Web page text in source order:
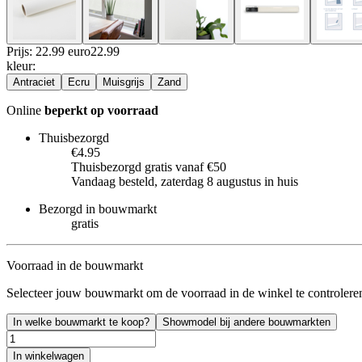
Prijs: 22.99 euro22.99
kleur:
Antraciet Ecru Muisgrijs Zand
Online beperkt op voorraad
Thuisbezorgd
€4.95
Thuisbezorgd gratis vanaf €50
Vandaag besteld, zaterdag 8 augustus in huis
Bezorgd in bouwmarkt
gratis
Voorraad in de bouwmarkt
Selecteer jouw bouwmarkt om de voorraad in de winkel te
In welke bouwmarkt te koop? Showmodel bij andere bouwmarkten
In winkelwagen